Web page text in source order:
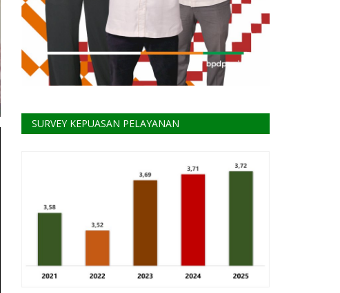
SURVEY KEPUASAN PELAYANAN